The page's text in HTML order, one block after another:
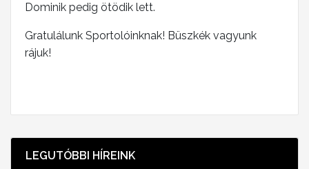
Dominik pedig ötödik lett.
Gratulálunk Sportolóinknak! Büszkék vagyunk
rájuk!
LEGUTÓBBI HÍREINK